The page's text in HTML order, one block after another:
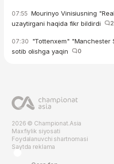
07:55 Mourinyo Vinisiusning
uzaytirgani haqida fikr bildirdi
2
07:30 "Tottenxem" "Manchester
sotib olishga yaqin
0
2026 © Championat.Asia
Maxfiylik siyosati
Foydalanuvchi shartnomasi
Saytda reklama